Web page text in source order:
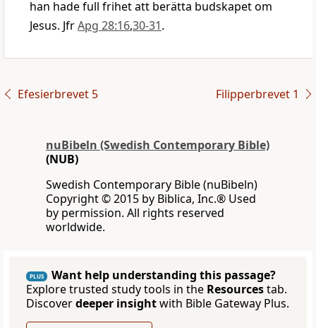
han hade full frihet att berätta budskapet om
Jesus. JfrApg 28:16,30-31.
Efesierbrevet 5 Filipperbrevet 1
nuBibeln (Swedish Contemporary Bible)
(NUB)
Swedish Contemporary Bible (nuBibeln)
Copyright © 2015 by Biblica, Inc.® Used
by permission. All rights reserved
worldwide.
PLUS
Want help understanding this passage?
Explore trusted study tools in the Resourcestab.
Discoverdeeper insightwith Bible Gateway Plus.